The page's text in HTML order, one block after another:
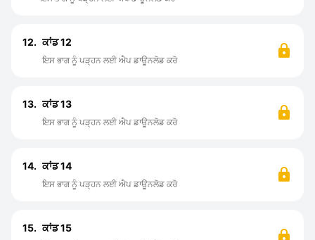
12. ਕਾਂਡ 12
ਇਸ ਭਾਗ ਨੂੰ ਪੜ੍ਹਨ ਲਈ ਐਪ ਡਾਊਨਲੋਡ ਕਰੋ
13. ਕਾਂਡ 13
ਇਸ ਭਾਗ ਨੂੰ ਪੜ੍ਹਨ ਲਈ ਐਪ ਡਾਊਨਲੋਡ ਕਰੋ
14. ਕਾਂਡ 14
ਇਸ ਭਾਗ ਨੂੰ ਪੜ੍ਹਨ ਲਈ ਐਪ ਡਾਊਨਲੋਡ ਕਰੋ
15. ਕਾਂਡ 15